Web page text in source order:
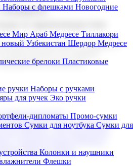
Наборы с флешками Новогодние
Мир Араб Медресе Тиллакори
Узбекистан Шердор Медресе
брелоки Пластиковые
ручки Наборы с ручками
для ручек Эко ручки
дипломаты Промо-сумки
Сумки для ноутбука Сумки для
Колонки и наушники
Флешки
и производство
корпоративных подарков и
каталоге вы найдете
и клиентов.
Кошельки
Наборы с аккумуляторами
Наборы с ежедневниками
Чайные наборы